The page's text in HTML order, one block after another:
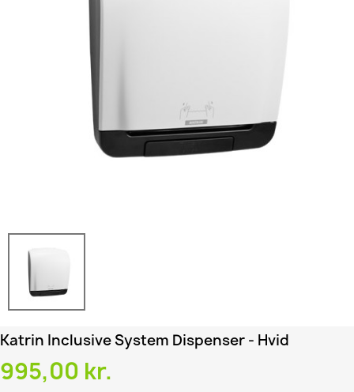
Katrin Inclusive System Dispenser - Hvid
995,00 kr.